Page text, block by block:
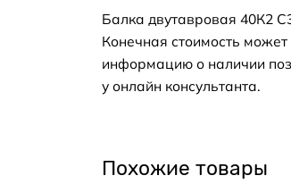
Балка двутавровая 40К2
Конечная стоимость
информацию о наличии
у онлайн консультанта.
Похожие товары